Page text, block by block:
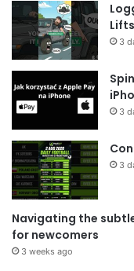
Lifts
3
3
3
Navigating the
for newcomers
3 weeks ago